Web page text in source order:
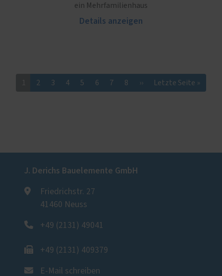
ein Mehrfamilienhaus
Details anzeigen
2 3 4 5 6 7 8 ›› Letzte Seite »
J. Derichs Bauelemente GmbH
Friedrichstr. 27
41460 Neuss
+49 (2131) 49041
+49 (2131) 409379
E-Mail schreiben